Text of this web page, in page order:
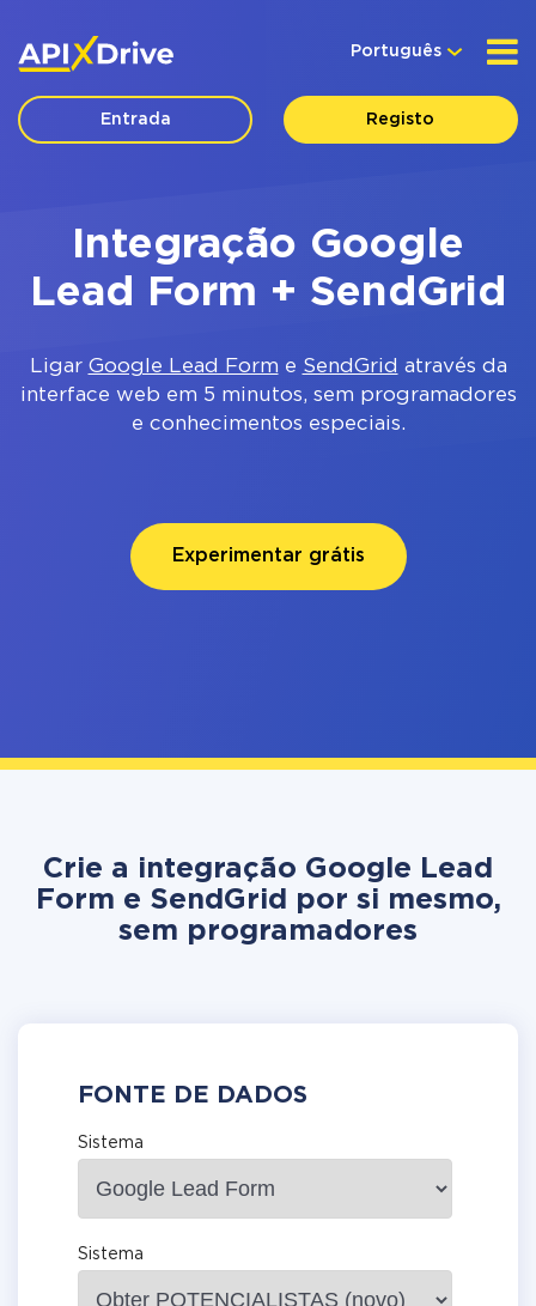
Português
Entrada Registo
Integração Google
Lead Form + SendGrid
Ligar Google Lead Form e SendGrid através da
interface web em 5 minutos, sem programadores
e conhecimentos especiais.
Experimentar grátis
Crie a integração Google Lead
Form e SendGrid por si mesmo,
sem programadores
FONTE DE DADOS
Sistema
Sistema